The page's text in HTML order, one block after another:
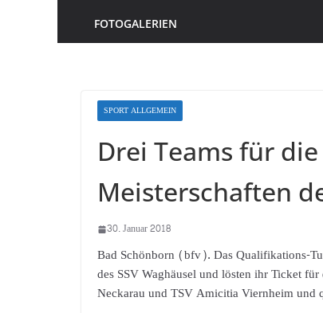
FOTOGALERIEN
SPORT ALLGEMEIN
Drei Teams für
Meisterschaften
30. Januar 2018
Bad Schönborn (bfv). Das Qualifikations-
des SSV Waghäusel und lösten ihr Ticket
Neckarau und TSV Amicitia Viernheim